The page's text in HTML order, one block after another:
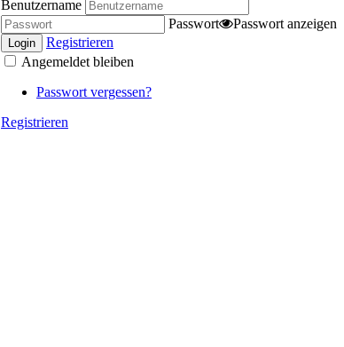
Benutzername
Passwort
Passwort anzeigen
Login
Registrieren
Angemeldet bleiben
Passwort vergessen?
Registrieren